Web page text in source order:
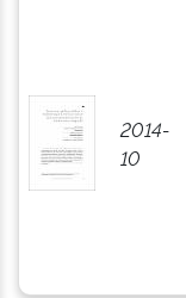
2014-
10